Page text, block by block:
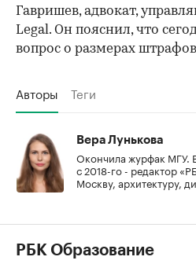
Гавришев, адвокат,
Legal. Он пояснил, что
вопрос о размерах
Авторы Теги
Вера Лунькова
Окончила журфак МГУ.
с 2018-го - редактор
Москву, архитектуру,
РБК Образование